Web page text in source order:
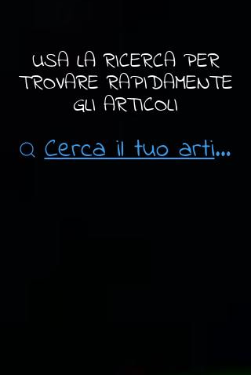
USA LA RICERCA PER
TROVARE RAPIDAMENTE
GLI ARTICOLI
Cerca il tuo articolo